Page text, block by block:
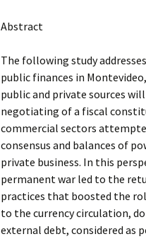
Abstract
The following study
public finances in
public and private sources
negotiating of a fiscal
commercial sectors
consensus and balances of
private business. In this
permanent war led to the
practices that boosted the
to the currency circulation,
external debt, considered as